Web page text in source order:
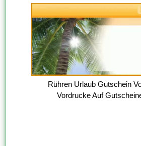
Rühren Urlaub Gutschein
Vordrucke Auf